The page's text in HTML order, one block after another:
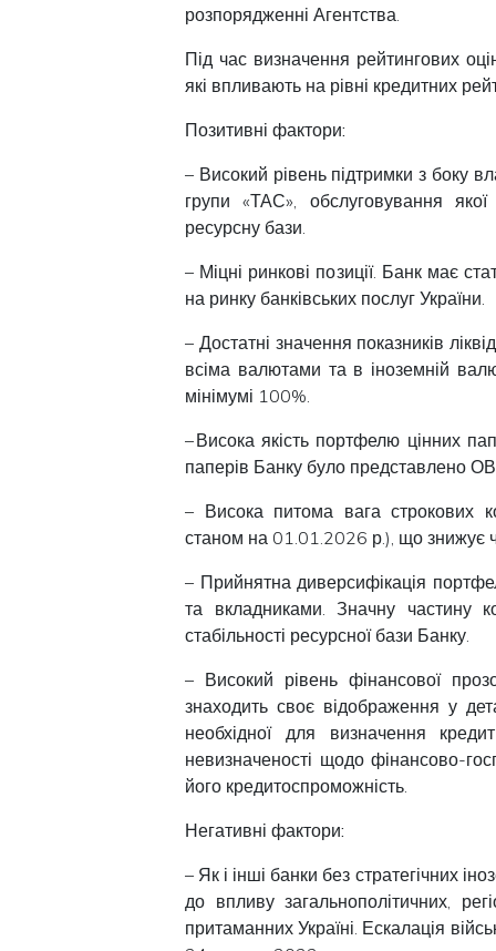
розпорядженні Агентства.
Під час визначення рейтингових
які впливають на рівні кредитних
Позитивні фактори:
– Високий рівень підтримки з боку
групи «ТАС», обслуговування
ресурсну бази.
– Міцні ринкові позиції. Банк має
на ринку банківських послуг України.
– Достатні значення показників
всіма валютами та в іноземній
мінімумі 100%.
– Висока якість портфелю цінних
паперів Банку було представлено
– Висока питома вага строкових
станом на 01.01.2026 р.), що знижує
– Прийнятна диверсифікація
та вкладниками. Значну частину
стабільності ресурсної бази Банку.
– Високий рівень фінансової
знаходить своє відображення у
необхідної для визначення
невизначеності щодо фінансово-
його кредитоспроможність.
Негативні фактори:
– Як і інші банки без стратегічних
до впливу загальнополітичних,
притаманних Україні. Ескалація